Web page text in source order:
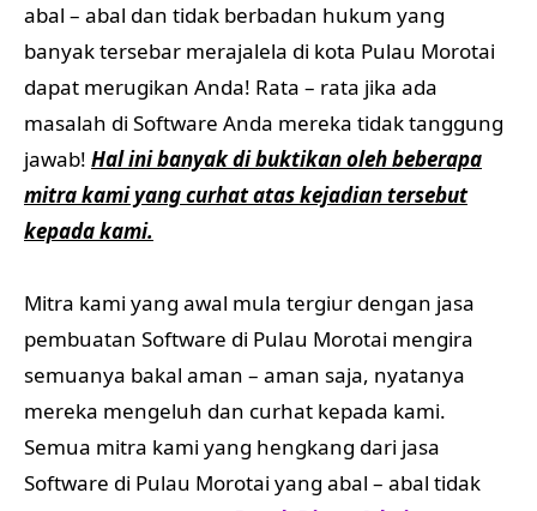
abal – abal dan tidak berbadan hukum yang
banyak tersebar merajalela di kota Pulau Morotai
dapat merugikan Anda! Rata – rata jika ada
masalah di Software Anda mereka tidak tanggung
jawab! Hal ini banyak di buktikan oleh beberapa
mitra kami yang curhat atas kejadian tersebut
kepada kami.
Mitra kami yang awal mula tergiur dengan jasa
pembuatan Software di Pulau Morotai mengira
semuanya bakal aman – aman saja, nyatanya
mereka mengeluh dan curhat kepada kami.
Semua mitra kami yang hengkang dari jasa
Software di Pulau Morotai yang abal – abal tidak